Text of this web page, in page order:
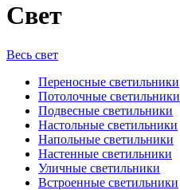
Свет
Весь свет
Переносные светильники
Потолочные светильники
Подвесные светильники
Настольные светильники
Напольные светильники
Настенные светильники
Уличные светильники
Встроенные светильники